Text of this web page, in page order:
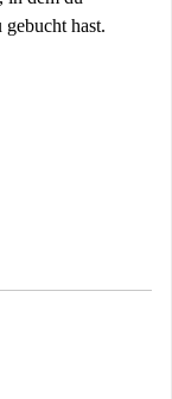
hast.